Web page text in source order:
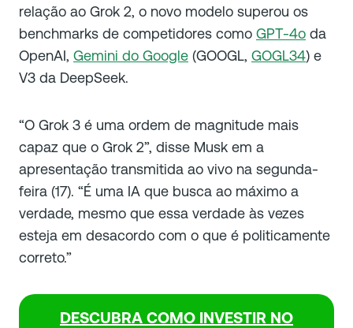
relação ao Grok 2, o novo modelo superou os
benchmarks de competidores como GPT-4o da
OpenAI, Gemini do Google (GOOGL, GOGL34) e
V3 da DeepSeek.
“O Grok 3 é uma ordem de magnitude mais
capaz que o Grok 2”, disse Musk em a
apresentação transmitida ao vivo na segunda-
feira (17). “É uma IA que busca ao máximo a
verdade, mesmo que essa verdade às vezes
esteja em desacordo com o que é politicamente
correto.”
DESCUBRA COMO INVESTIR NO